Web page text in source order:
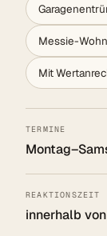
Messie-
Mit
TERMINE
REAKTIONSZEIT
innerhalb